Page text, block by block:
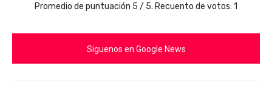
Promedio de puntuación 5 / 5. Recuento de votos: 1
Siguenos en Google News